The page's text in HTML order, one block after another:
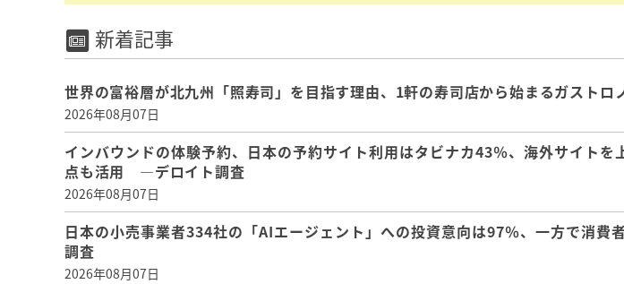
新着記事
世界の富裕層が北九州「照寿司」を目指す理由、1軒の寿司店から始まるガストロ
2026年08月07日
インバウンドの体験予約、日本の予約サイト利用はタビナカ43％、海外サイトを
点も活用 ―デロイト調査
2026年08月07日
日本の小売事業者334社の「AIエージェント」への投資意向は97％、一方で消
調査
2026年08月07日